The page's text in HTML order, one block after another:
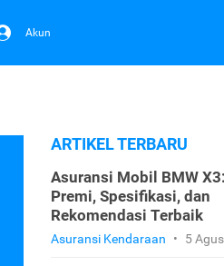
Akun
ARTIKEL TERBARU
Asuransi Mobil BMW
Premi, Spesifikasi, dan
Rekomendasi Terbaik
Asuransi Kendaraan • 5